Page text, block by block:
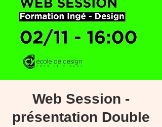
Web Session -
présentation Double